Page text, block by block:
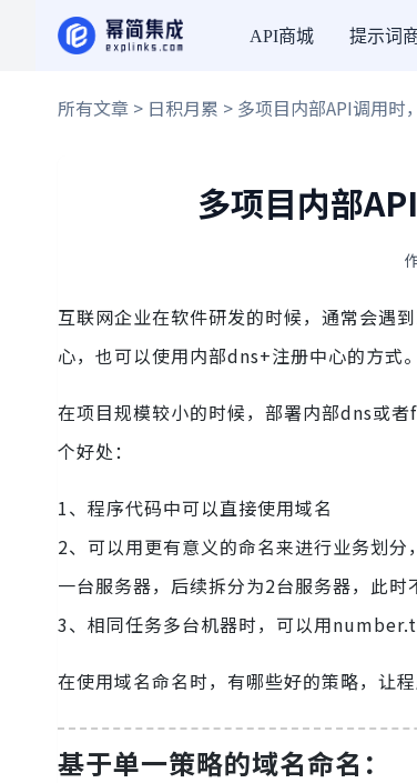
API商城 提示词
所有文章 > 日积月累 > 多项目内部API调用时
多项目内部
互联网企业在软件研发的时候，通常会遇
心，也可以使用内部dns+注册中心的方式
在项目规模较小的时候，部署内部dns或
个好处：
1、程序代码中可以直接使用域名
2、可以用更有意义的命名来进行业务划
一台服务器，后续拆分为2台服务器，此
3、相同任务多台机器时，可以用
在使用域名命名时，有哪些好的策略，让
基于单一策略的域名命名：